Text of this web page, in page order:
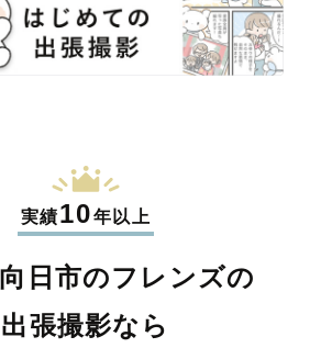
実績10年以上
日市のフレンズの
出張撮影なら